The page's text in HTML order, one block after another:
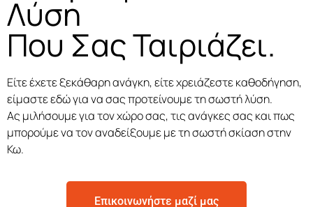
Λύση
Που Σας Ταιριάζει.
Είτε έχετε ξεκάθαρη ανάγκη, είτε χρειάζεστε καθοδήγηση,
είμαστε εδώ για να σας προτείνουμε τη σωστή λύση.
Ας μιλήσουμε για τον χώρο σας, τις ανάγκες σας και πως
μπορούμε να τον αναδείξουμε με τη σωστή σκίαση στην
Κω.
Επικοινωνήστε μαζί μας